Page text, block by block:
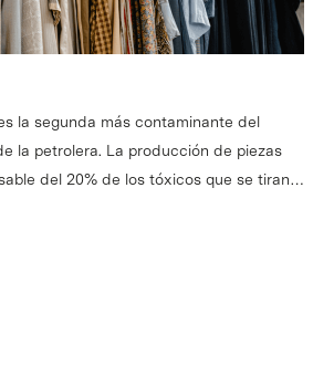
la segunda más contaminante del
la petrolera. La producción de piezas
del 20% de los tóxicos que se tiran…